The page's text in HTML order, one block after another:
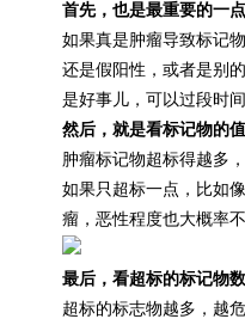
首先，也是最重要的一
如果真是肿瘤导致标记
还是假阳性，或者是别
是好事儿，可以过段时间
然后，就是看标记物的值
肿瘤标记物超标得越多
如果只超标一点，比如
瘤，恶性程度也大概率不
最后，看超标的标记物数
超标的标志物越多，越